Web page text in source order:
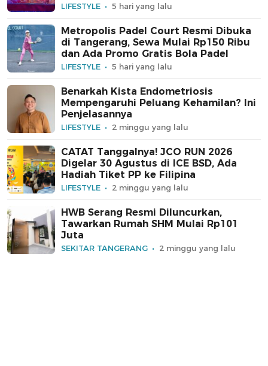
LIFESTYLE 5 hari yang lalu
Metropolis Padel Court Resmi Dibuka
di Tangerang, Sewa Mulai Rp150 Ribu
dan Ada Promo Gratis Bola Padel
LIFESTYLE 5 hari yang lalu
Benarkah Kista Endometriosis
Mempengaruhi Peluang Kehamilan? Ini
Penjelasannya
LIFESTYLE 2 minggu yang lalu
CATAT Tanggalnya! JCO RUN 2026
Digelar 30 Agustus di ICE BSD, Ada
Hadiah Tiket PP ke Filipina
LIFESTYLE 2 minggu yang lalu
HWB Serang Resmi Diluncurkan,
Tawarkan Rumah SHM Mulai Rp101
Juta
SEKITAR TANGERANG 2 minggu yang lalu